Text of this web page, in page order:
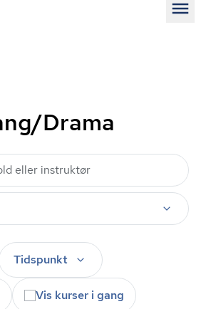
Drama
Tidspunkt
Vis kurser i gang